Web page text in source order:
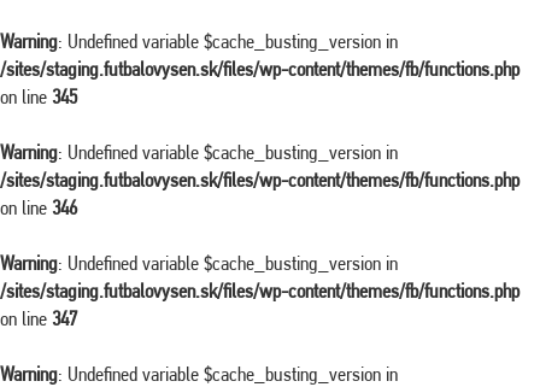
Warning: Undefined variable $cache_busting_version in
/sites/staging.futbalovysen.sk/files/wp-content/themes/fb/functions.php
on line 345
Warning: Undefined variable $cache_busting_version in
/sites/staging.futbalovysen.sk/files/wp-content/themes/fb/functions.php
on line 346
Warning: Undefined variable $cache_busting_version in
/sites/staging.futbalovysen.sk/files/wp-content/themes/fb/functions.php
on line 347
Warning: Undefined variable $cache_busting_version in